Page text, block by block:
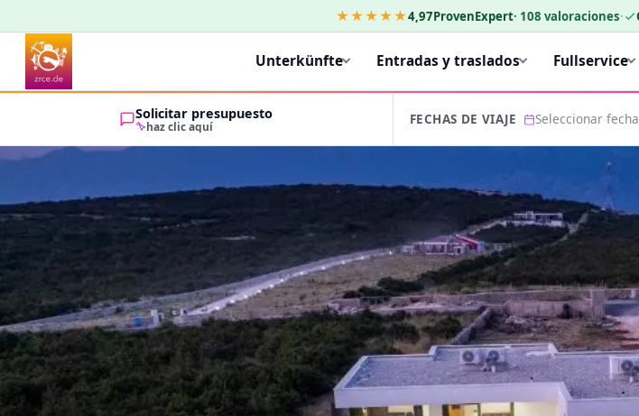
★★★★★4,97ProvenExpert· 108 valoraciones·
Unterkünfte Entradas y traslados Fullservice
Solicitar presupuesto
haz clic aquí FECHAS DE VIAJE Seleccionar